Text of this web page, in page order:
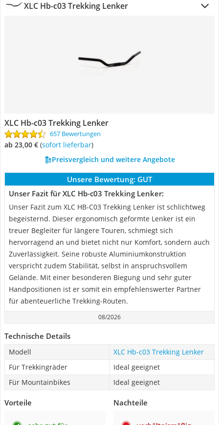
XLC Hb-c03 Trekking Lenker
XLC Hb-c03 Trekking Lenker
657 Bewertungen
ab 23,00 € ( Sofort lieferbar)
Preisvergleich und weitere Angebote
Unsere Bewertung: GUT
Unser Fazit für XLC Hb-c03 Trekking Lenker:
Unser Fazit zum XLC HB-C03 Trekking Lenker ist schlichtweg
begeisternd. Dieser ergonomisch geformte Lenker ist ein
treuer Begleiter für längere Touren, schmiegt sich
hervorragend an und bietet nicht nur Komfort, sondern auch
Zuverlässigkeit. Seine robuste Aluminiumkonstruktion
verspricht zudem Stabilität, selbst in anspruchsvollem
Gelände. Mit einer besonderen Biegung und sehr guter
Handpositionen ist er somit ein empfehlenswerter Partner
für abenteuerliche Trekking-Routen.
08/2026
Technische Details
Modell
XLC Hb-c03 Trekking Lenker
Für Trekkingräder
Ideal geeignet
Für Mountainbikes
Ideal geeignet
Vorteile Nachteile